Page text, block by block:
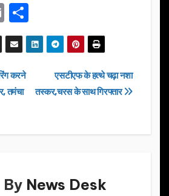
E
m
ail
h
ar
एसटीएफ के हत्थे चढ़ा नशा
तस्कर,चरस के साथ गिरफ्तार
करने
तमंचा
By News Desk